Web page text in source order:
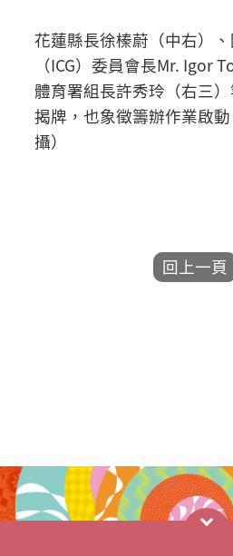
花蓮縣長徐榛蔚（中右）
（ICG）委員會長Mr. Igor
體育署組長許秀玲（右三
揭牌，也象徵籌辦作業啟
攝）